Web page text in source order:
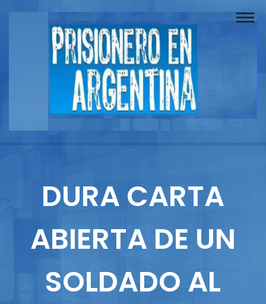
Buscador
Documentos
Reportajes
Columnistas
DURA CARTA
ABIERTA DE UN
SOLDADO AL